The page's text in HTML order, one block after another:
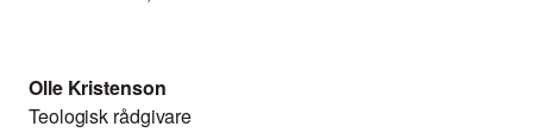
Olle Kristenson
Teologisk rådgivare